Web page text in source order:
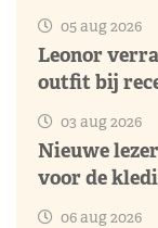
05 aug 2026
Leonor
outfit bij
03 aug 2026
Nieuwe
voor de
06 aug 2026